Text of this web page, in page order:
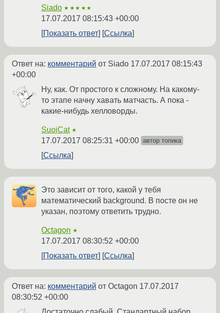
Siado ★★★★★
17.07.2017 08:15:43 +00:00
Показать ответ
Ссылка
Ответ на: комментарий от Siado 17.07.2017 08:15:43
+00:00
Ну, как. От простого к сложному. На какому-
то этапе начну хавать матчасть. А пока -
какие-нибудь хелловорды.
SuoiCat ★
17.07.2017 08:25:31 +00:00 автор топика
Ссылка
Это зависит от того, какой у тебя
математический background. В посте он не
указан, поэтому ответить трудно.
Octagon ★
17.07.2017 08:30:52 +00:00
Показать ответ
Ссылка
Ответ на: комментарий от Octagon 17.07.2017
08:30:52 +00:00